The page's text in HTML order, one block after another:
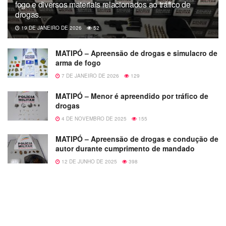
fogo e diversos materiais relacionados ao tráfico de
drogas.
19 DE JANEIRO DE 2026 52
MATIPÓ – Apreensão de drogas e simulacro de
arma de fogo
7 DE JANEIRO DE 2026 129
MATIPÓ – Menor é apreendido por tráfico de
drogas
4 DE NOVEMBRO DE 2025 155
MATIPÓ – Apreensão de drogas e condução de
autor durante cumprimento de mandado
12 DE JUNHO DE 2025 398